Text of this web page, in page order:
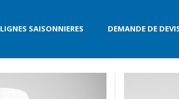
LIGNES SAISONNIERES DEMANDE DE